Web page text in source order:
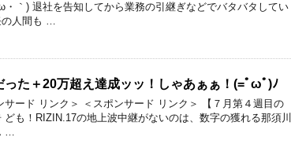
｀) 退社を告知してから業務の引継ぎなどでバタバタしてい
の人間も …
った＋20万超え達成ッッ！しゃあぁぁ！(=ﾟωﾟ)ﾉ
サード リンク＞ ＜スポンサード リンク＞ 【７月第４週目の
も！RIZIN.17の地上波中継がないのは、数字の獲れる那須川
…